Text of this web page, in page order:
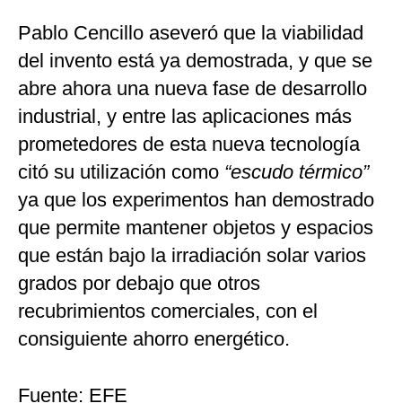
Pablo Cencillo aseveró que la viabilidad
del invento está ya demostrada, y que se
abre ahora una nueva fase de desarrollo
industrial, y entre las aplicaciones más
prometedores de esta nueva tecnología
citó su utilización como “escudo térmico”
ya que los experimentos han demostrado
que permite mantener objetos y espacios
que están bajo la irradiación solar varios
grados por debajo que otros
recubrimientos comerciales, con el
consiguiente ahorro energético.
Fuente: EFE